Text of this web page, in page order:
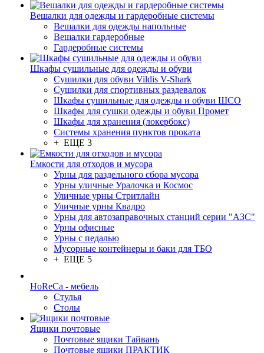
Вешалки для одежды и гардеробные системы
Вешалки для одежды напольные
Вешалки гардеробные
Гардеробные системы
Шкафы сушильные для одежды и обуви
Сушилки для обуви Vildis V-Shark
Сушилки для спортивных раздевалок
Шкафы сушильные для одежды и обуви ШСО
Шкафы для сушки одежды и обуви Промет
Шкафы для хранения (локербокс)
Системы хранения пунктов проката
+ ЕЩЕ 3
Емкости для отходов и мусора
Урны для раздельного сбора мусора
Урны уличные Уралочка и Космос
Уличные урны Стритлайн
Уличные урны Квадро
Урны для автозаправочных станций серии "АЗС"
Урны офисные
Урны с педалью
Мусорные контейнеры и баки для ТБО
+ ЕЩЕ 5
HoReCa - мебель
Стулья
Столы
Ящики почтовые
Почтовые ящики Тайвань
Почтовые ящики ПРАКТИК